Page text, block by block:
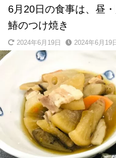
6月20日の食事は、昼
鰆のつけ焼き
2024年6月19日 2024年6月19